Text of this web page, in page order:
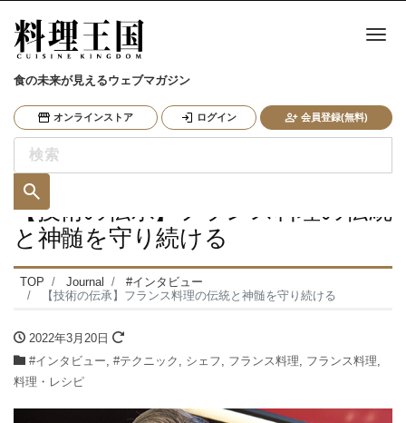
食の未来が見えるウェブマガジン
オンラインストア ログイン 会員登録(無料)
ナ
【技術の伝承】フランス料理の伝統
と神髄を守り続ける
TOP Journal
#インタビュー
【技術の伝承】フランス料理の伝統と神髄を守り続ける
2022年3月20日
#インタビュー, #テクニック , シェフ, フランス料理, フランス料理,
料理・レシピ